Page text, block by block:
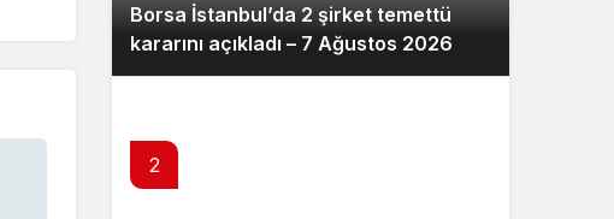
Borsa İstanbul’da 2 şirket temettü
kararını açıkladı – 7 Ağustos 2026
2